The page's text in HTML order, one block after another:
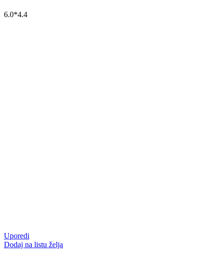
6.0*4.4
Uporedi
Dodaj na listu želja